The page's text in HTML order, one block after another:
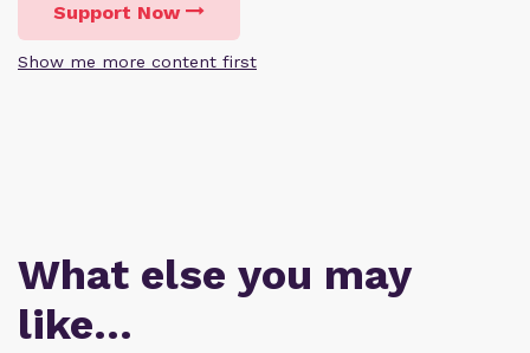
Support Now
Show me more content first
What else you may
like…